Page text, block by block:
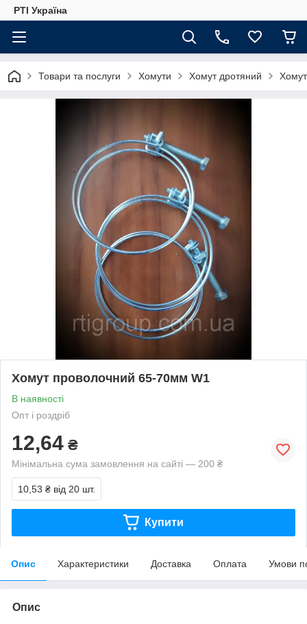
РТІ Україна
Товари та послуги Хомути Хомут дротяний
Хомут проволочний 65-70мм W1
В наявності
Опт і роздріб
12,64 ₴
Мінімальна сума замовлення на сайті — 200 ₴
10,53 ₴ від 20 шт.
Купити
Опис Характеристики Доставка Оплата Умови
Опис